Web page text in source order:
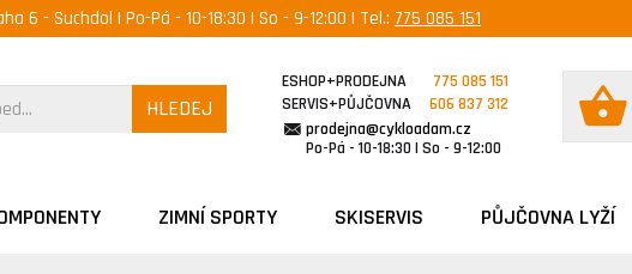
6 - Suchdol | Po-Pá - 10-18:30 | So - 9-12:00 | Tel.: 775 085 151
HLEDEJ
ESHOP+PRODEJNA
775 085 151
SERVIS+PŮJČOVNA
606 837 312
prodejna@cykloadam.cz
Po-Pá - 10-18:30 | So - 9-12:00
ZIMNÍ SPORTY SKISERVIS PŮJČOVNA LYŽÍ